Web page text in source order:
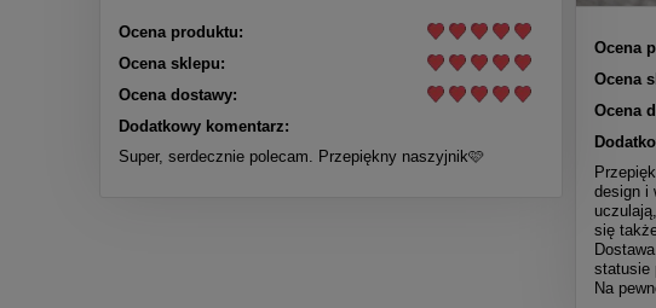
Ocena
Ocena
Ocena
design i
się
statusie
Na
Ocena produktu:
Ocena sklepu:
Ocena dostawy:
Dodatkowy komentarz:
Super, serdecznie polecam. Przepiękny naszyjnik🩷